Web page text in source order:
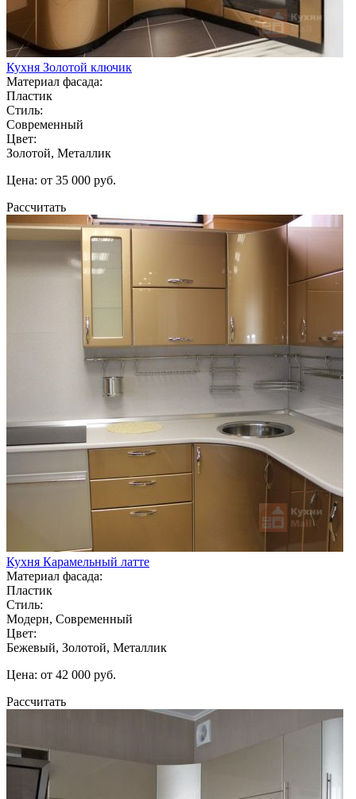
Кухня Золотой ключик
Материал фасада:
Пластик
Стиль:
Современный
Цвет:
Золотой, Металлик
Цена: от 35 000 руб.
Рассчитать
Кухня Карамельный латте
Материал фасада:
Пластик
Стиль:
Модерн, Современный
Цвет:
Бежевый, Золотой, Металлик
Цена: от 42 000 руб.
Рассчитать